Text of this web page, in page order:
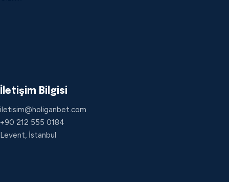
İletişim Bilgisi
iletisim@holiganbet.com
+90 212 555 0184
Levent, İstanbul